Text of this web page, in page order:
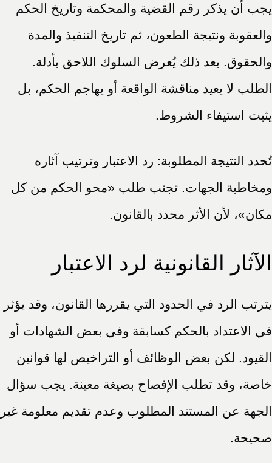
يجب أن يذكر رقم القضية والمحكمة وتاريخ الحكم
والعقوبة ونتيجة الطعون، ثم تاريخ التنفيذ والمدة
والحقوق. بعد ذلك يُعرض السلوك اللاحق بأدلة.
الطلب لا يعيد مناقشة الواقعة أو يهاجم الحكم، بل
يثبت استيفاء الشروط.
تُحدد النتيجة المطلوبة: رد الاعتبار وترتيب آثاره
ومخاطبة الجهات. تجنب طلب «محو الحكم من كل
مكان»، لأن الأثر محدد بالقانون.
الآثار القانونية لرد الاعتبار
يترتب الرد في الحدود التي يقررها القانون، وقد يؤثر
في الاعتداد بالحكم كسابقة وفي بعض الشهادات أو
القيود. لكن بعض الوظائف أو التراخيص لها قوانين
خاصة، وقد تطلب الإفصاح بصيغة معينة. يجب سؤال
الجهة عن المستند المطلوب وعدم تقديم معلومة غير
صحيحة.